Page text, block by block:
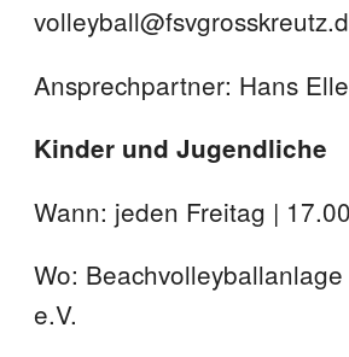
Ansprechpartner: Hans
Kinder und Jugendliche
Wann: jeden Freitag |
Wo:
e.V.